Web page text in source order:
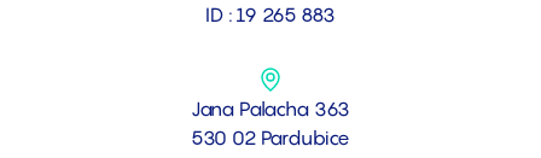
ID : 19 265 883
Jana Palacha 363
530 02 Pardubice